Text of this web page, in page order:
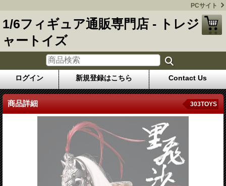
PCサイト
1/6フィギュア通販専門店 - トレジ
ャートイズ
ログイン 新規登録はこちら Contact Us
商品詳細 303TOYS